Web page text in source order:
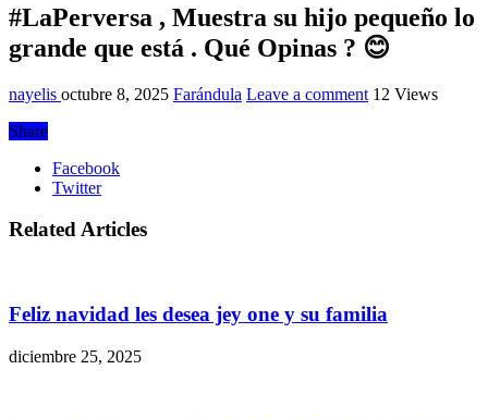
#LaPerversa , Muestra su hijo pequeño lo
grande que está . Qué Opinas ? 😊
nayelis octubre 8, 2025 Farándula Leave a comment 12 Views
Share
Facebook
Twitter
Related Articles
Feliz navidad les desea jey one y su familia
diciembre 25, 2025